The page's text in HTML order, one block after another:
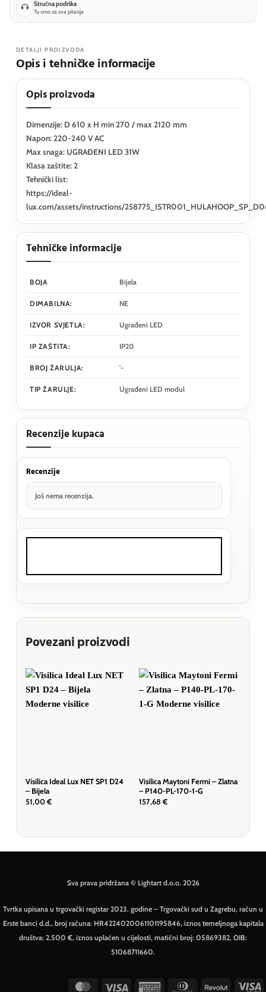
Stručna podrška
Tu smo za sva pitanja
DETALJI PROIZVODA
Opis i tehničke informacije
Opis proizvoda
Dimenzije: D 610 x H min 270 / max 2120 mm
Napon: 220-240 V AC
Max snaga: UGRAĐENI LED 31W
Klasa zaštite: 2
Tehnički list:
https://ideal-
lux.com/assets/instructions/
Tehničke informacije
BOJA Bijela
DIMABILNA: NE
IZVOR SVJETLA: Ugrađeni LED
IP ZAŠTITA: IP20
BROJ ŽARULJA: '-
TIP ŽARULJE: Ugrađeni LED modul
Recenzije kupaca
Recenzije
Još nema recenzija.
Povezani proizvodi
Visilica Ideal Lux NET SP1 D24
– Bijela
51,00 €
Visilica Maytoni Fermi – Zlatna
– P140-PL-170-1-G
157,68 €
Sva prava pridržana © Lightart d.o.o. 2026
Tvrtka upisana u trgovački registar 2023. godine – Trgovački sud u Zagrebu, račun u
Erste banci d.d., broj računa: HR4224020061101195846, iznos temeljnoga kapitala
društva: 2.500 €, iznos uplaćen u cijelosti, matični broj: 05869382, OIB:
51068711660.
MasterCardVisa American Dinners Revolut